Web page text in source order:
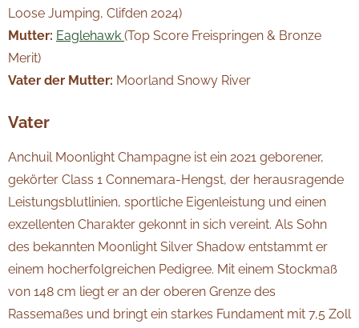
Loose Jumping, Clifden 2024)
Mutter: Eaglehawk (Top Score Freispringen & Bronze
Merit)
Vater der Mutter: Moorland Snowy River
Vater
Anchuil Moonlight Champagne ist ein 2021 geborener,
gekörter Class 1 Connemara-Hengst, der herausragende
Leistungsblutlinien, sportliche Eigenleistung und einen
exzellenten Charakter gekonnt in sich vereint. Als Sohn
des bekannten Moonlight Silver Shadow entstammt er
einem hocherfolgreichen Pedigree. Mit einem Stockmaß
von 148 cm liegt er an der oberen Grenze des
Rassemaßes und bringt ein starkes Fundament mit 7,5 Zoll